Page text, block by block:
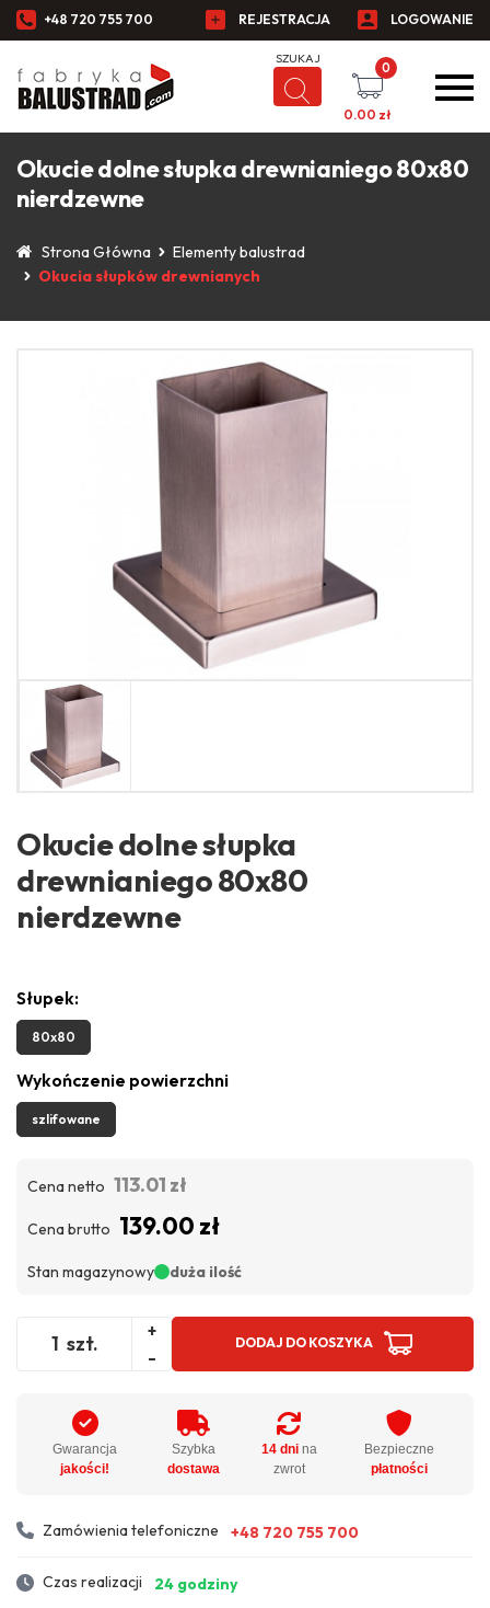
+48 720 755 700 REJESTRACJA LOGOWANIE
0
0.00 zł
Okucie dolne słupka drewnianiego 80x80
nierdzewne
Strona Główna
Elementy balustrad
Okucia słupków drewnianych
Okucie dolne słupka
drewnianiego 80x80
nierdzewne
Słupek:
80x80
Wykończenie powierzchni
szlifowane
Cena netto 113.01 zł
Cena brutto 139.00 zł
Stan magazynowy duża ilość
szt.
+
-
DODAJ DO KOSZYKA
Gwarancja
jakości!
Szybka
dostawa
14 dnina
zwrot
Bezpieczne
płatności
Zamówienia telefoniczne +48 720 755 700
Czas realizacji 24 godziny